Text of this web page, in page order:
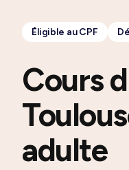
Cours
adulte
Éligible au CPF